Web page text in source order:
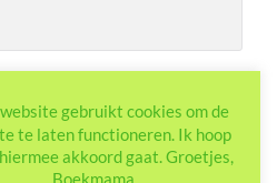
website in this browser for
gebruikt cookies om de
te laten functioneren. Ik hoop
akkoord gaat. Groetjes,
Boekmama